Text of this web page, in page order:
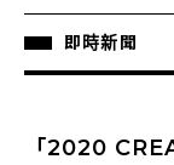
即時新聞
「2020